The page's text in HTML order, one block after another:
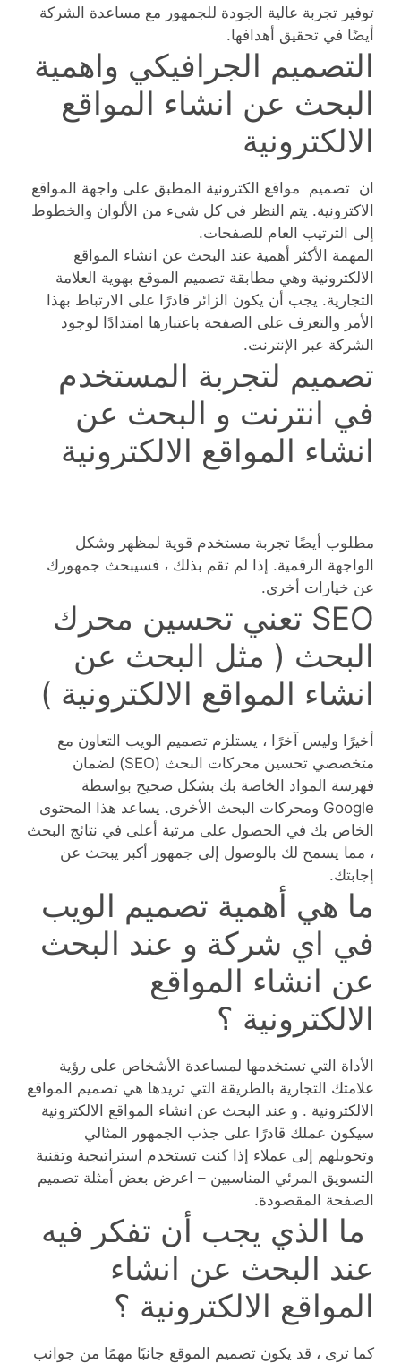
توفير تجربة عالية الجودة للجمهور مع مساعدة الشركة
أيضًا في تحقيق أهدافها.
التصميم الجرافيكي واهمية
البحث عن انشاء المواقع
الالكترونية
ان تصميم مواقع الكترونية المطبق على واجهة المواقع
الاكترونية. يتم النظر في كل شيء من الألوان والخطوط
إلى الترتيب العام للصفحات.
المهمة الأكثر أهمية عند البحث عن انشاء المواقع
الالكترونية وهي مطابقة تصميم الموقع بهوية العلامة
التجارية. يجب أن يكون الزائر قادرًا على الارتباط بهذا
الأمر والتعرف على الصفحة باعتبارها امتدادًا لوجود
الشركة عبر الإنترنت.
تصميم لتجربة المستخدم
في انترنت و البحث عن
انشاء المواقع الالكترونية
مطلوب أيضًا تجربة مستخدم قوية لمظهر وشكل
الواجهة الرقمية. إذا لم تقم بذلك ، فسيبحث جمهورك
عن خيارات أخرى.
SEO تعني تحسين محرك
البحث ( مثل البحث عن
انشاء المواقع الالكترونية )
أخيرًا وليس آخرًا ، يستلزم تصميم الويب التعاون مع
متخصصي تحسين محركات البحث (SEO) لضمان
فهرسة المواد الخاصة بك بشكل صحيح بواسطة
Google ومحركات البحث الأخرى. يساعد هذا المحتوى
الخاص بك في الحصول على مرتبة أعلى في نتائج البحث
، مما يسمح لك بالوصول إلى جمهور أكبر يبحث عن
إجابتك.
ما هي أهمية تصميم الويب
في اي شركة و عند البحث
عن انشاء المواقع
الالكترونية ؟
الأداة التي تستخدمها لمساعدة الأشخاص على رؤية
علامتك التجارية بالطريقة التي تريدها هي تصميم المواقع
الالكترونية . و عند البحث عن انشاء المواقع الالكترونية
سيكون عملك قادرًا على جذب الجمهور المثالي
وتحويلهم إلى عملاء إذا كنت تستخدم استراتيجية وتقنية
التسويق المرئي المناسبين – اعرض بعض أمثلة تصميم
الصفحة المقصودة.
ما الذي يجب أن تفكر فيه
عند البحث عن انشاء
المواقع الالكترونية ؟
كما ترى ، قد يكون تصميم الموقع جانبًا مهمًا من جوانب